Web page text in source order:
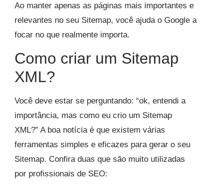
Ao manter apenas as páginas mais importantes e
relevantes no seu Sitemap, você ajuda o Google a
focar no que realmente importa.
Como criar um Sitemap
XML?
Você deve estar se perguntando: “ok, entendi a
importância, mas como eu crio um Sitemap
XML?” A boa notícia é que existem várias
ferramentas simples e eficazes para gerar o seu
Sitemap. Confira duas que são muito utilizadas
por profissionais de SEO: